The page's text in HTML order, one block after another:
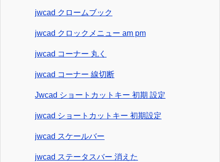
jwcad クロームブック
jwcad クロックメニュー am pm
jwcad コーナー 丸く
jwcad コーナー 線切断
Jwcad ショートカットキー 初期 設定
jwcad ショートカットキー 初期設定
jwcad スケールバー
jwcad ステータスバー 消えた